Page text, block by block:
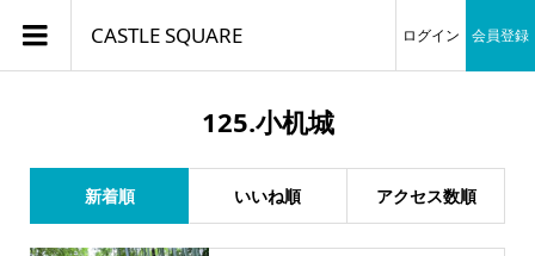
CASTLE SQUARE ログイン 会員登録
125.小机城
新着順 いいね順 アクセス数順